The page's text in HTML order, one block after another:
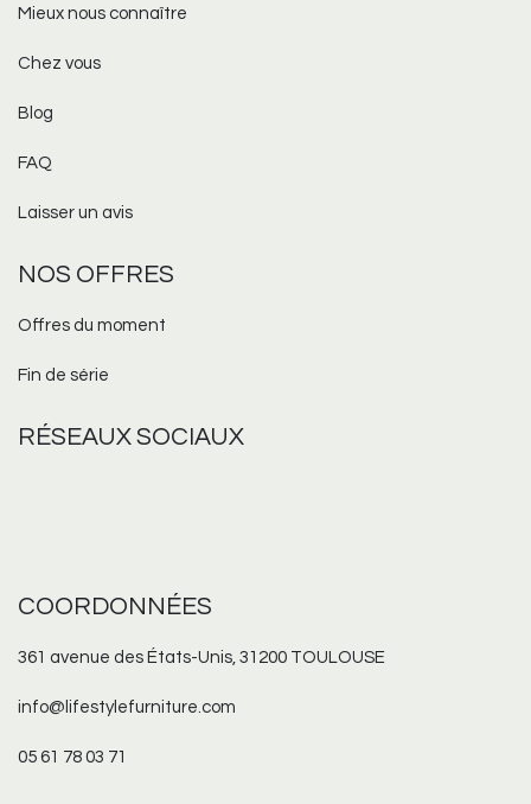
Mieux nous connaître
Chez vous
Blog
FAQ
Laisser un avis
NOS OFFRES
Offres du moment
Fin de série
RÉSEAUXSOCIAUX
COORDONNÉES
361 avenue des États-Unis, 31200 TOULOUSE
info@lifestylefurniture.com
05 61 78 03 71